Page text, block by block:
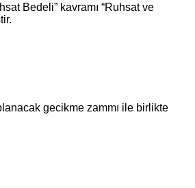
Bedeli” kavramı “Ruhsat ve
gecikme zammı ile birlikte